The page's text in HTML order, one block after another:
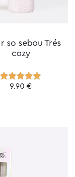
so sebou Trés
cozy
Hodnotenie
9.90 €